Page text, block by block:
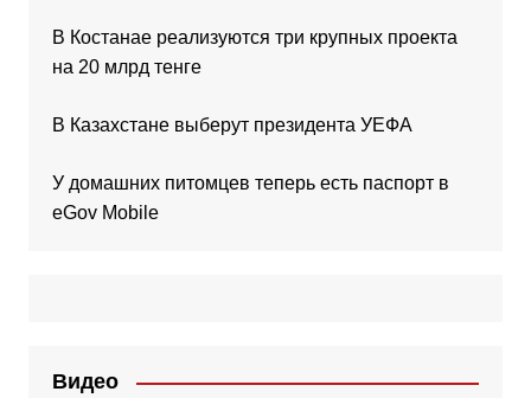
В Костанае реализуются три крупных проекта
на 20 млрд тенге
В Казахстане выберут президента УЕФА
У домашних питомцев теперь есть паспорт в
eGov Mobile
Видео